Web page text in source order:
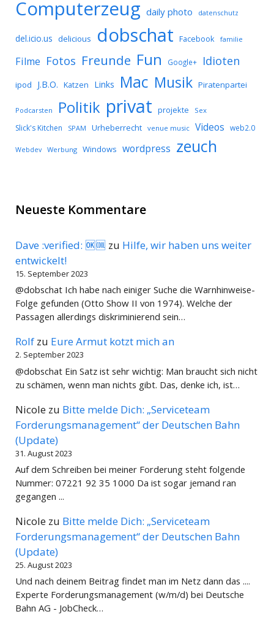
Computerzeug daily photo datenschutz
del.icio.us delicious dobschat Facebook familie
Filme Fotos Freunde Fun Google+ Idioten
ipod J.B.O. Katzen Links Mac Musik Piratenpartei
Podcarsten Politik privat projekte Sex
Slick's Kitchen SPAM Urheberrecht venue music Videos web2.0
Webdev Werbung Windows wordpress zeuch
Neueste Kommentare
Dave :verified: 🆗🆒 zu Hilfe, wir haben uns weiter
entwickelt!
15. September 2023
@dobschat Ich habe nach einiger Suche die Warnhinweise-
Folge gefunden (Otto Show II von 1974). Welche der
Passagen allerdings diskriminierend sein…
Rolf zu Eure Armut kotzt mich an
2. September 2023
@dobschat Ein Satz ist sehr wichtig: Man braucht sich nicht
zu schämen, wenn man nichts gibt. Das, denke ich, ist…
Nicole zu Bitte melde Dich: „Serviceteam
Forderungsmanagement“ der Deutschen Bahn
(Update)
31. August 2023
Auf dem Schreiben bei meiner Forderung steht folgende
Nummer: 07221 92 35 1000 Da ist sogar jemand ran
gegangen ...
Nicole zu Bitte melde Dich: „Serviceteam
Forderungsmanagement“ der Deutschen Bahn
(Update)
25. August 2023
Und nach deinem Beitrag findet man im Netz dann das ....
Experte Forderungsmanagement (w/m/d) bei Deutsche
Bahn AG - JobCheck…